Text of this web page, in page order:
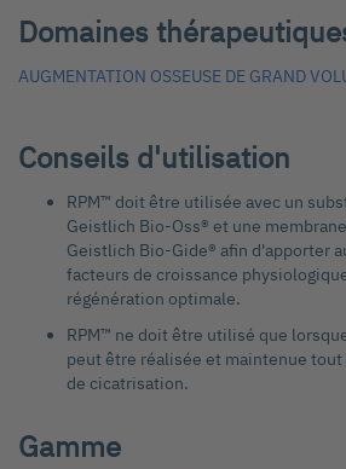
Domaines
AUGMENTATION OSSEUSE DE GRAND
Conseils d'utilisation
RPM™ doit être utilisée avec un
Geistlich Bio-Oss® et une
Geistlich Bio-Gide® afin d'apporter
facteurs de croissance
régénération optimale.
RPM™ ne doit être utilisé que
peut être réalisée et maintenue tout
de cicatrisation.
Gamme